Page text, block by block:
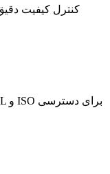
کنترل کیفیت